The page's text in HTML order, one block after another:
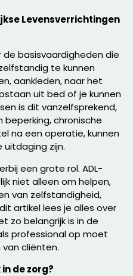
Levensverrichtingen
de basisvaardigheden die
te kunnen
aankleden, naar het
uit bed of je kunnen
is dit vanzelfsprekend,
chronische
na een operatie, kunnen
uitdaging zijn.
een grote rol. ADL-
niet alleen om helpen,
van zelfstandigheid,
artikel lees je alles over
zo belangrijk is in de
professional op moet
cliënten.
de zorg?